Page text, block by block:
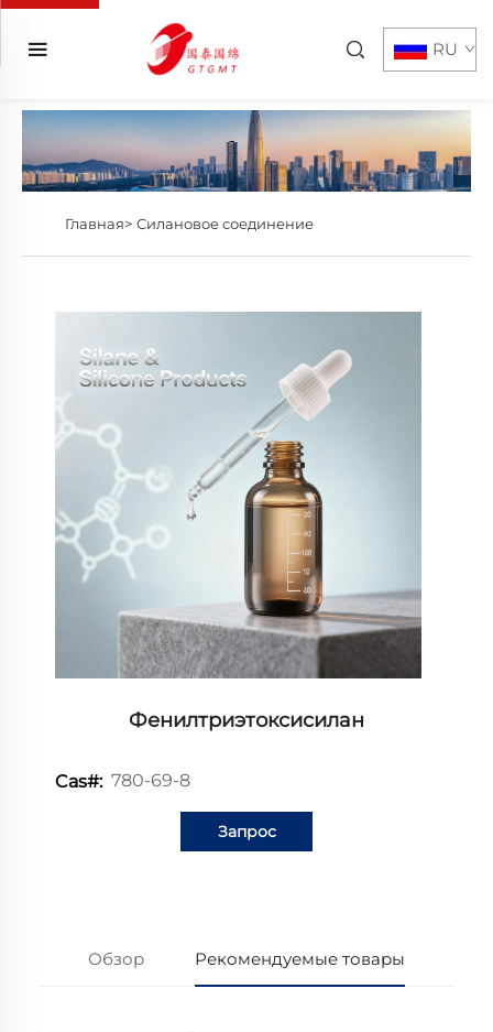
RU
Главная> Силановое соединение
Фенилтриэтоксисилан
Cas#: 780-69-8
Запрос
Обзор Рекомендуемые товары